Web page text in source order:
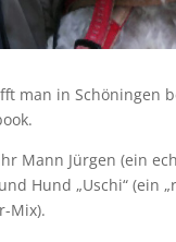
man in Schöningen
Mann Jürgen (ein
Hund „Uschi“ (ein
Mix).